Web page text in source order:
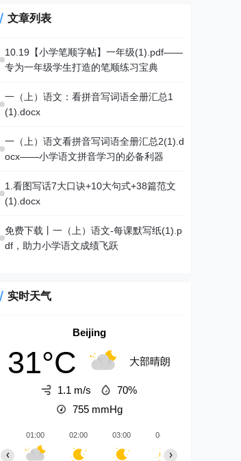
文章列表
10.19【小学笔顺字帖】一年级(1).pdf——
专为一年级学生打造的笔顺练习宝典
一（上）语文：看拼音写词语全册汇总1
(1).docx
一（上）语文看拼音写词语全册汇总2(1).d
ocx——小学语文拼音学习的必备利器
1.看图写话7大口诀+10大句式+38篇范文
(1).docx
免费下载丨一（上）语文-每课默写纸(1).p
df，助力小学语文成绩飞跃
实时天气
Beijing
31°C 大部晴朗
1.1 m/s
70%
755 mmHg
01:00 02:00 03:00 04:00
‹ ›